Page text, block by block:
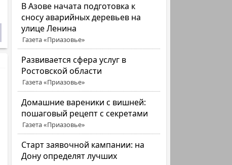
В Азове начата подготовка к
сносу аварийных деревьев на
улице Ленина
Газета «Приазовье»
Развивается сфера услуг в
Ростовской области
Газета «Приазовье»
Домашние вареники с вишней:
пошаговый рецепт с секретами
Газета «Приазовье»
Старт заявочной кампании: на
Дону определят лучших